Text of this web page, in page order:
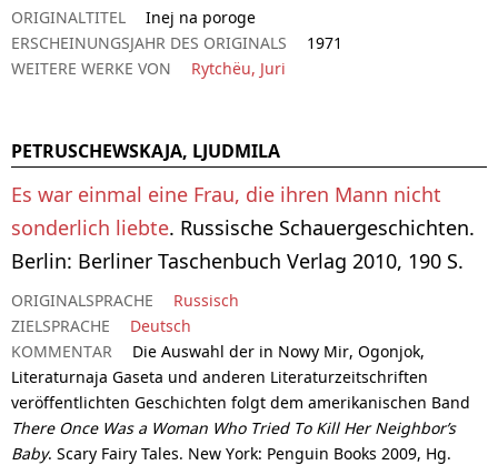
ORIGINALTITEL
Inej na poroge
ERSCHEINUNGSJAHR DES ORIGINALS
1971
WEITERE WERKE VON
Rytchëu, Juri
PETRUSCHEWSKAJA, LJUDMILA
Es war einmal eine Frau, die ihren Mann nicht
sonderlich liebte. Russische Schauergeschichten.
Berlin: Berliner Taschenbuch Verlag 2010, 190 S.
ORIGINALSPRACHE
Russisch
ZIELSPRACHE
Deutsch
KOMMENTAR
Die Auswahl der in Nowy Mir, Ogonjok,
Literaturnaja Gaseta und anderen Literaturzeitschriften
veröffentlichten Geschichten folgt dem amerikanischen Band
There Once Was a Woman Who Tried To Kill Her Neighbor’s
Baby. Scary Fairy Tales. New York: Penguin Books 2009, Hg.